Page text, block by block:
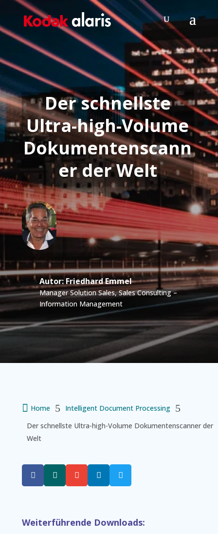
Der schnellste
Ultra-high-Volume
Dokumentenscann
er der Welt
Autor: Friedhard Emmel
Manager Solution Sales, Sales Consulting –
Information Management
 Home 5 Intelligent Document Processing 5
Der schnellste Ultra-high-Volume Dokumentenscanner der
Welt
    
Weiterführende Downloads: